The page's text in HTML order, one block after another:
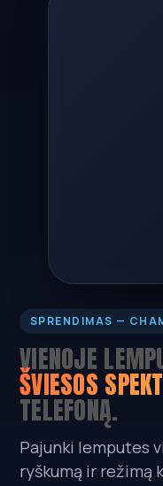
SPRENDIMAS —
VIENOJE
ŠVIESOS
TELEFONĄ.
Pajunki lemputes
ryškumą ir režimą